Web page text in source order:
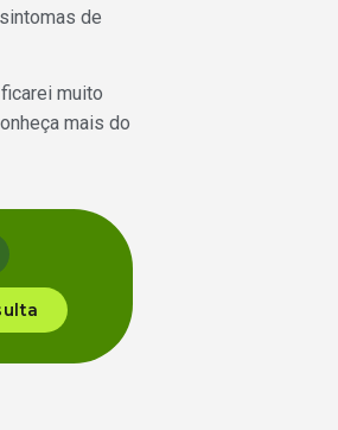
de
muito
mais do